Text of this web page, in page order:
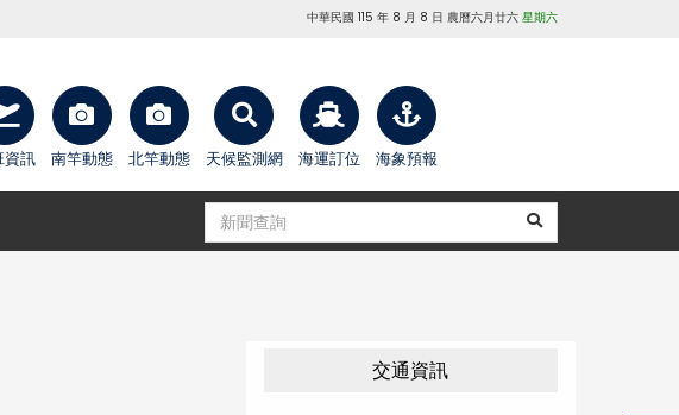
中華民國 115 年 8 月 8 日 農曆六月廿六 星期六
資訊 南竿動態 北竿動態 天候監測網 海運訂位 海象預報
交通資訊